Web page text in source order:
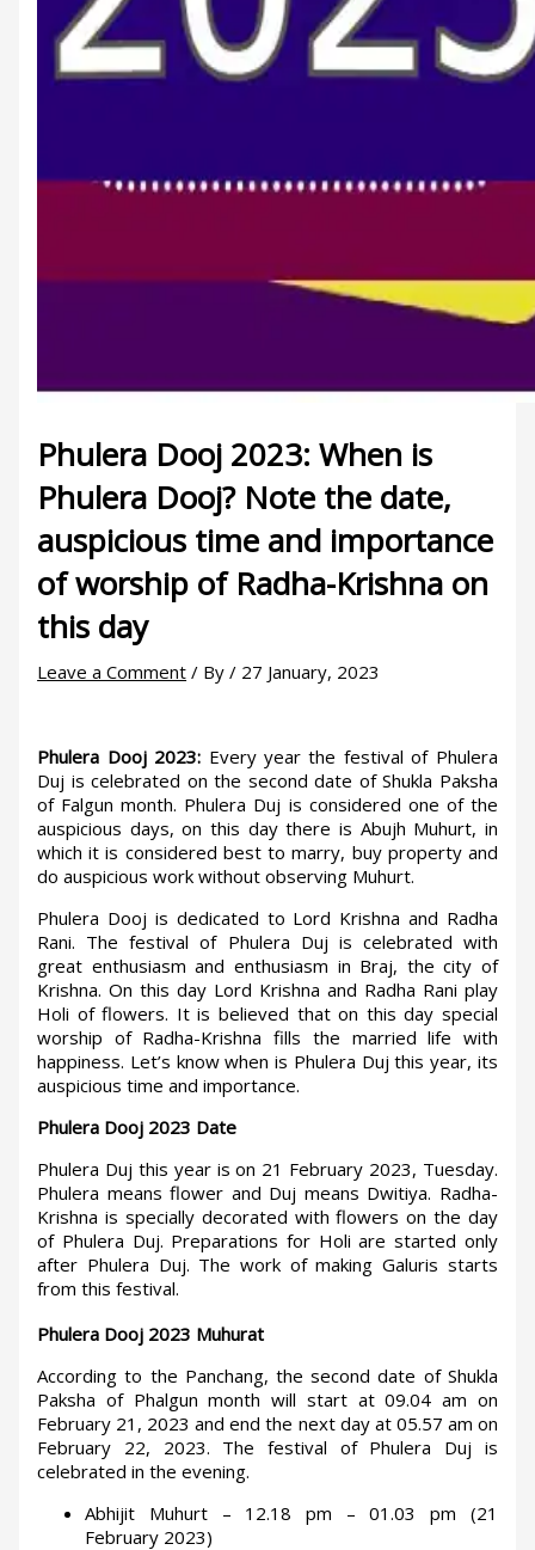
Phulera Dooj 2023: When is
Phulera Dooj? Note the date,
auspicious time and importance
of worship of Radha-Krishna on
this day
Leave a Comment / By/ 27 January, 2023
Phulera Dooj 2023: Every year the festival of Phulera
Duj is celebrated on the second date of Shukla Paksha
of Falgun month. Phulera Duj is considered one of the
auspicious days, on this day there is Abujh Muhurt, in
which it is considered best to marry, buy property and
do auspicious work without observing Muhurt.
Phulera Dooj is dedicated to Lord Krishna and Radha
Rani. The festival of Phulera Duj is celebrated with
great enthusiasm and enthusiasm in Braj, the city of
Krishna. On this day Lord Krishna and Radha Rani play
Holi of flowers. It is believed that on this day special
worship of Radha-Krishna fills the married life with
happiness. Let’s know when is Phulera Duj this year, its
auspicious time and importance.
Phulera Dooj 2023 Date
Phulera Duj this year is on 21 February 2023, Tuesday.
Phulera means flower and Duj ​​means Dwitiya. Radha-
Krishna is specially decorated with flowers on the day
of Phulera Duj. Preparations for Holi are started only
after Phulera Duj. The work of making Galuris starts
from this festival.
Phulera Dooj 2023 Muhurat
According to the Panchang, the second date of Shukla
Paksha of Phalgun month will start at 09.04 am on
February 21, 2023 and end the next day at 05.57 am on
February 22, 2023. The festival of Phulera Duj is
celebrated in the evening.
Abhijit Muhurt – 12.18 pm – 01.03 pm (21
February 2023)